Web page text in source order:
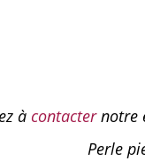
à contacternotre
Perle